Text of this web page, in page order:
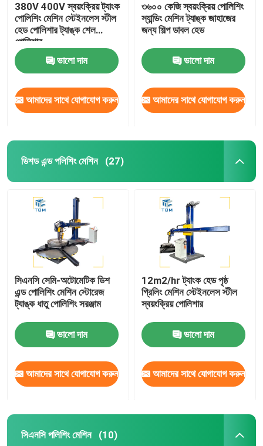
380V 400V স্বয়ংক্রিয় ট্যাংক
পোলিশিং মেশিন স্টেইনলেস স্টীল
হেড পোলিশার ট্যাঙ্ক শেল
পোলিশার
ভালো দাম
আমাদের সাথে যোগাযোগ করুন
৩৬০০ কেজি স্বয়ংক্রিয় পোলিশিং
স্যান্ডিং মেশিন ট্যাঙ্ক জাহাজের
জন্য শিল্প ডাবল হেড
ভালো দাম
আমাদের সাথে যোগাযোগ করুন
ডিশড এন্ড পলিশিং মেশিন (27)
সিএনসি সেমি-অটোমেটিক ডিশ
এন্ড পোলিশিং মেশিন স্টোরেজ
ট্যাঙ্ক ধাতু পোলিশিং সরঞ্জাম
ভালো দাম
আমাদের সাথে যোগাযোগ করুন
12m2/hr ট্যাংক হেড পৃষ্ঠ
গ্রিলিং মেশিন স্টেইনলেস স্টীল
স্বয়ংক্রিয় পোলিশার
ভালো দাম
আমাদের সাথে যোগাযোগ করুন
সিএনসি পলিশিং মেশিন (10)